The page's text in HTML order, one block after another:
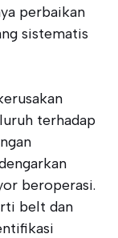
perbaikan
sistematis
terhadap
beroperasi.
belt dan